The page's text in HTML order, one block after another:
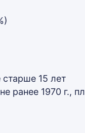
15 лет
ранее 1970 г.,